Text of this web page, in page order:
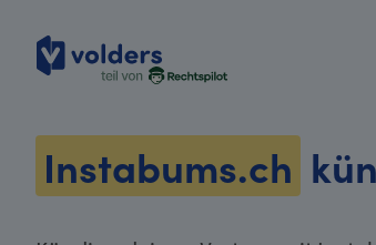
Instabums.ch